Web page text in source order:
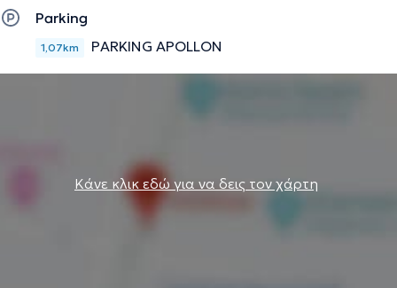
Parking
1,07km PARKING APOLLON
Κάνε κλικ εδώ για να δεις τον χάρτη